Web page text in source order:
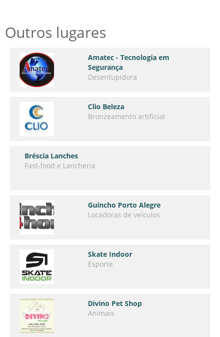
Outros lugares
Amatec - Tecnologia em
Segurança
Desentupidora
Clio Beleza
Bronzeamento artificial
Bréscia Lanches
Fast-food e Lancheria
Guincho Porto Alegre
Locadoras de veículos
Skate Indoor
Esporte
Divino Pet Shop
Animais